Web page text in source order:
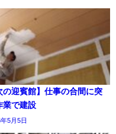
の迎賓館】仕事の合間に突
業で建設
5月5日